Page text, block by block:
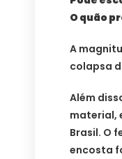
O quão
A
colapsa
Além
material,
Brasil. O
encosta